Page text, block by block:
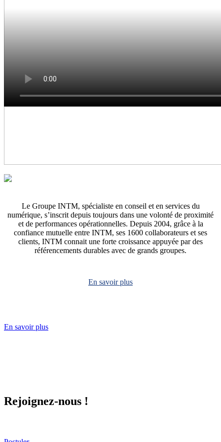
Les
Grands
Systemes
IBM
En savoir plus
Le Groupe INTM, spécialiste en conseil et en services du
numérique, s’inscrit depuis toujours dans une volonté de proximité
et de performances opérationnelles. Depuis 2004, grâce à la
confiance mutuelle entre INTM, ses 1600 collaborateurs et ses
clients, INTM connait une forte croissance appuyée par des
référencements durables avec de grands groupes.
En savoir plus
Rejoignez-nous !